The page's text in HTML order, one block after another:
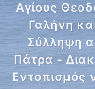
Αγίους
Γαλήνη
Σύλληψη
Πάτρα -
Εντοπισμός